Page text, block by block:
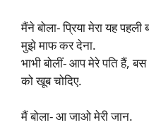
मैंने बोला- प्रिया मेरा यह
मुझे माफ कर देना.
भाभी बोलीं- आप मेरे पति हैं,
को खूब चोदिए.
मैं बोला- आ जाओ मेरी जान.